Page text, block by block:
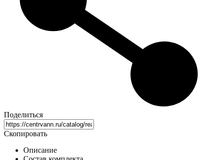
Поделиться
Скопировать
Описание